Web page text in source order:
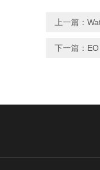
上一篇：
下一篇：